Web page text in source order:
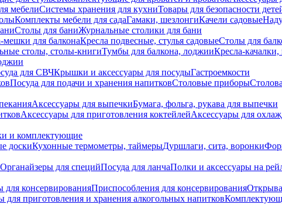
мебелиСистемы хранения для кухниТовары для безопасности
Комплекты мебели для садаГамаки, шезлонгиКачели садовые
Столы для баниЖурнальные столики для бани
мешки для балконаКресла подвесные, стулья садовыеСтолы для
столы, столы-книгиТумбы для балкона, лоджииКресла-
для СВЧКрышки и аксессуары для посудыГастроемкости
Посуда для подачи и хранения напитковСтоловые приборы
Аксессуары для выпечкиБумага, фольга, рукава для выпечки
Аксессуары для приготовления коктейлейАксессуары для
и комплектующие
доскиКухонные термометры, таймерыДуршлаги, сита, воронки
Органайзеры для специйПосуда для ланчаПолки и аксессуары на
для консервированияПриспособления для консервирования
для приготовления и хранения алкогольных напитков